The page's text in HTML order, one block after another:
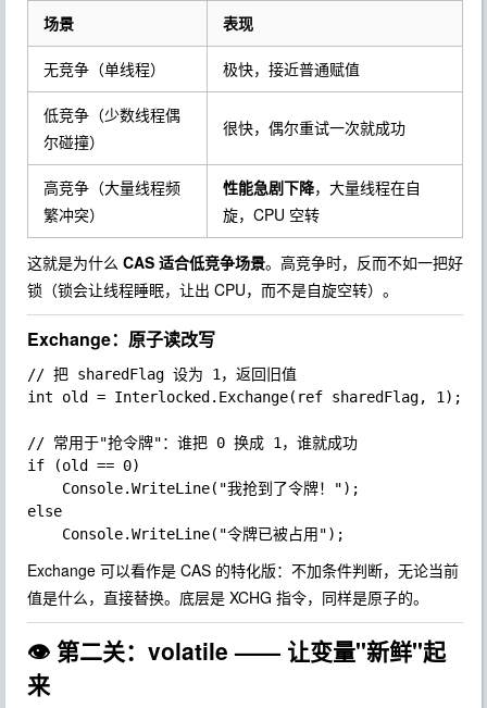
场景 表现
无竞争（单线程） 极快，接近普通赋值
低竞争（少数线程偶
尔碰撞）
很快，偶尔重试一次就成功
高竞争（大量线程频
繁冲突）
性能急剧下降，大量线程在自
旋，CPU 空转
这就是为什么 CAS 适合低竞争场景。高竞争时，反而不如一把好
锁（锁会让线程睡眠，让出 CPU，而不是自旋空转）。
Exchange：原子读改写
// 把 sharedFlag 设为 1，返回旧值
int old = Interlocked.Exchange(ref sharedFlag, 1);
// 常用于"抢令牌"：谁把 0 换成 1，谁就成功
if (old == 0)
else
Exchange 可以看作是 CAS 的特化版：不加条件判断，无论当前
值是什么，直接替换。底层是 XCHG 指令，同样是原子的。
👁️ 第二关：volatile —— 让变量"新鲜"起
来